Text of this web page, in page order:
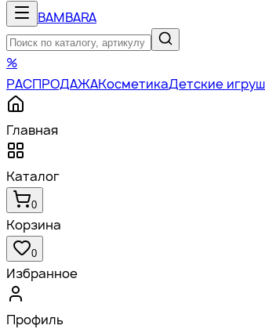
BAMBARA
%
РАСПРОДАЖАКосметикаДетские
Главная
Каталог
0
Корзина
0
Избранное
Профиль